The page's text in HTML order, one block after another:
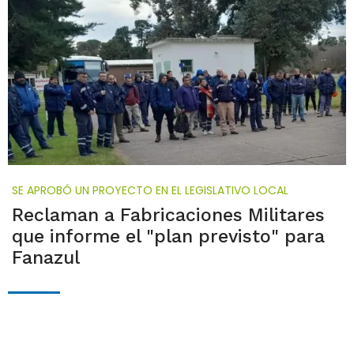
SE APROBÓ UN PROYECTO EN EL LEGISLATIVO LOCAL
Reclaman a Fabricaciones Militares
que informe el "plan previsto" para
Fanazul